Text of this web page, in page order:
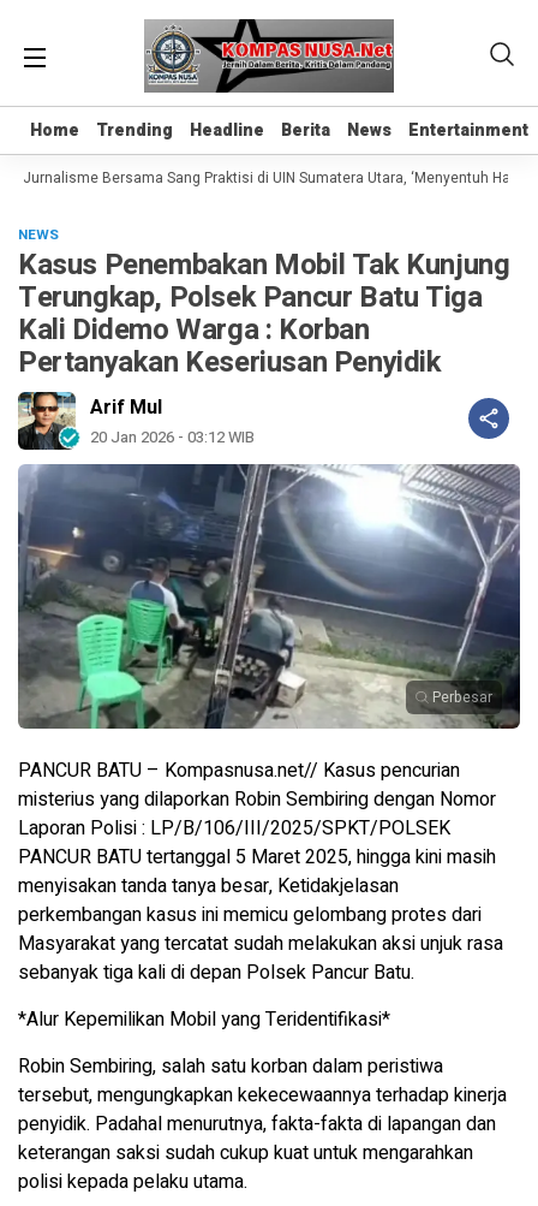
Home Trending Headline Berita News Entertainment
Home Trending Headline Berita News Entertainment
Jurnalisme Bersama Sang Praktisi di UIN Sumatera Utara, ‘Menyentuh Hati
NEWS
Kasus Penembakan Mobil Tak Kunjung
Terungkap, Polsek Pancur Batu Tiga
Kali Didemo Warga : Korban
Pertanyakan Keseriusan Penyidik
Arif Mul
20 Jan 2026 - 03:12 WIB
Perbesar
PANCUR BATU – Kompasnusa.net// Kasus pencurian
misterius yang dilaporkan Robin Sembiring dengan Nomor
Laporan Polisi : LP/B/106/III/2025/SPKT/POLSEK
PANCUR BATU tertanggal 5 Maret 2025, hingga kini masih
menyisakan tanda tanya besar, Ketidakjelasan
perkembangan kasus ini memicu gelombang protes dari
Masyarakat yang tercatat sudah melakukan aksi unjuk rasa
sebanyak tiga kali di depan Polsek Pancur Batu.
*Alur Kepemilikan Mobil yang Teridentifikasi*
Robin Sembiring, salah satu korban dalam peristiwa
tersebut, mengungkapkan kekecewaannya terhadap kinerja
penyidik. Padahal menurutnya, fakta-fakta di lapangan dan
keterangan saksi sudah cukup kuat untuk mengarahkan
polisi kepada pelaku utama.